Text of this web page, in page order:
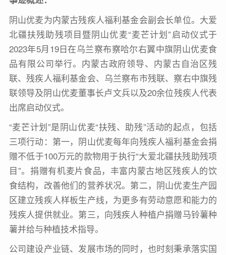
阴山优麦为内蒙古残疾人福利基金会副会长单位。大爱
北疆扶残助残项目暨阴山优麦“麦芒计划”启动仪式于
2023年5月19日在乌兰察布察哈尔右翼中旗阴山优麦食
品有限公司举行。内蒙古政府领导、内蒙古自治区残
联、残疾人福利基金会、乌兰察布市残联、察右中旗残
联领导及阴山优麦董事长卢文兵以及20余位残疾人代表
出席启动仪式。
“麦芒计划”是阴山优麦“扶残、助残”活动的起点，包括
三项行动：第一，阴山优麦每年向残疾人福利基金会捐
赠不低于100万元的款物用于执行“大爱北疆扶残助残项
目”。捐赠有机麦片食品，丰富内蒙古地区残疾人的饮
食结构，改善他们的营养状况。第二，阴山优麦生产园
区建立残疾人样板生产线，为更多有劳动意愿和能力的
残疾人提供就业。第三，向残疾人种植户捐赠马铃薯种
薯并给与种植技术指导。
公司建设产业链、发展市场的同时，也时刻秉承落实国